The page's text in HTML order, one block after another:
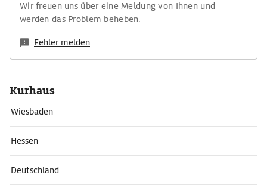
Wir freuen uns über eine Meldung von Ihnen und
werden das Problem beheben.
Fehler melden
Kurhaus
Wiesbaden
Hessen
Deutschland